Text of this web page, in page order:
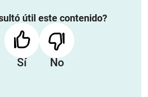
útil este contenido?
Sí No